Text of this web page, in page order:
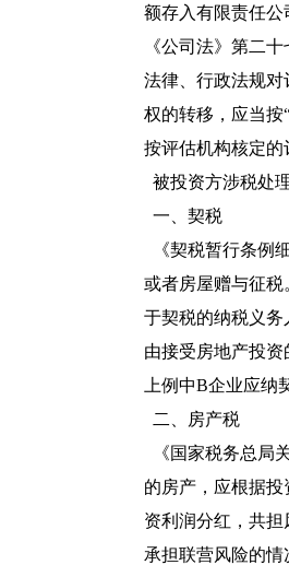
额存入有限责任公
《公司法》第二
法律、行政法规
权的转移，应当按
按评估机构核定的
被投资方涉税处
一、契税
《契税暂行条例
或者房屋赠与征
于契税的纳税义
由接受房地产投
上例中B企业应纳
二、房产税
《国家税务总局
的房产，应根据
资利润分红，共
承担联营风险的